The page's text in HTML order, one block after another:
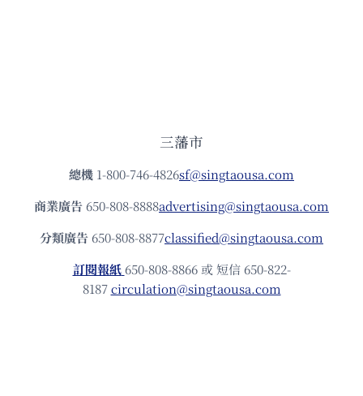
三藩市
總機 1-800-746-4826sf@singtaousa.com
商業廣告 650-808-8888advertising@singtaousa.com
分類廣告 650-808-8877classified@singtaousa.com
訂閱報紙 650-808-8866 或 短信 650-822-
8187circulation@singtaousa.com